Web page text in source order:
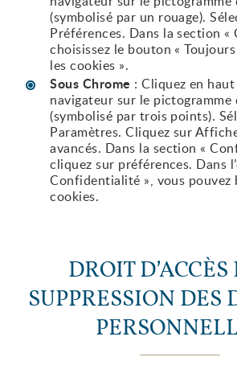
(symbolisé par un rouage).
Préférences. Dans la section
choisissez le bouton «
les cookies ».
Sous Chrome : Cliquez en
navigateur sur le pictogramme
(symbolisé par trois points).
Paramètres. Cliquez sur
avancés. Dans la section «
cliquez sur préférences. Dans
Confidentialité », vous pouvez
cookies.
DROIT D’ACCÈS
SUPPRESSION DES